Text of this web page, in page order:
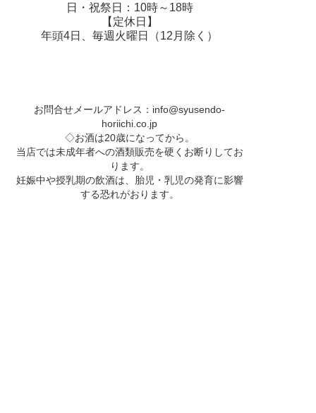
日・祝祭日：10時～18時
【定休日】
年頭4日、毎週火曜日（12月除く）
お問合せメールアドレス： info@syusendo-
horiichi.co.jp
◇お酒は20歳になってから。
当店では未成年者への酒類販売を硬くお断りしてお
ります。
妊娠中や授乳期の飲酒は、胎児・乳児の発育に影響
する恐れがおります。